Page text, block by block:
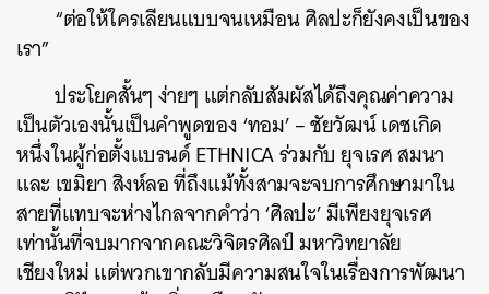
“ต่อให้ใครเลียนแบบจนเหมือน ศิลปะก็ยังคงเป็นของ
เรา”
ประโยคสั้นๆ ง่ายๆ แต่กลับสัมผัสได้ถึงคุณค่าความ
เป็นตัวเองนั้นเป็นคำพูดของ ‘ทอม’ – ชัยวัฒน์ เดชเกิด
หนึ่งในผู้ก่อตั้งแบรนด์ ETHNICA ร่วมกับ ยุจเรศ สมนา
และ เขมิยา สิงห์ลอ ที่ถึงแม้ทั้งสามจะจบการศึกษามาใน
สายที่แทบจะห่างไกลจากคำว่า ‘ศิลปะ’ มีเพียงยุจเรศ
เท่านั้นที่จบมากจากคณะวิจิตรศิลป์ มหาวิทยาลัย
เชียงใหม่ แต่พวกเขากลับมีความสนใจในเรื่องการพัฒนา